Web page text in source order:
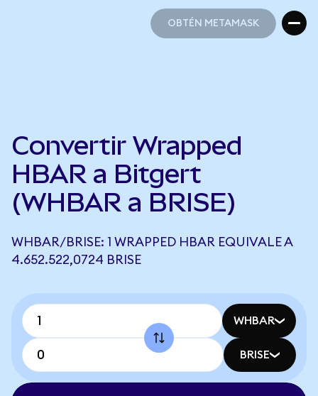
OBTÉN METAMASK
Convertir Wrapped
HBAR a Bitgert
(WHBAR a BRISE)
WHBAR/BRISE: 1 WRAPPED HBAR EQUIVALE A
4.652.522,0724 BRISE
WHBAR
BRISE